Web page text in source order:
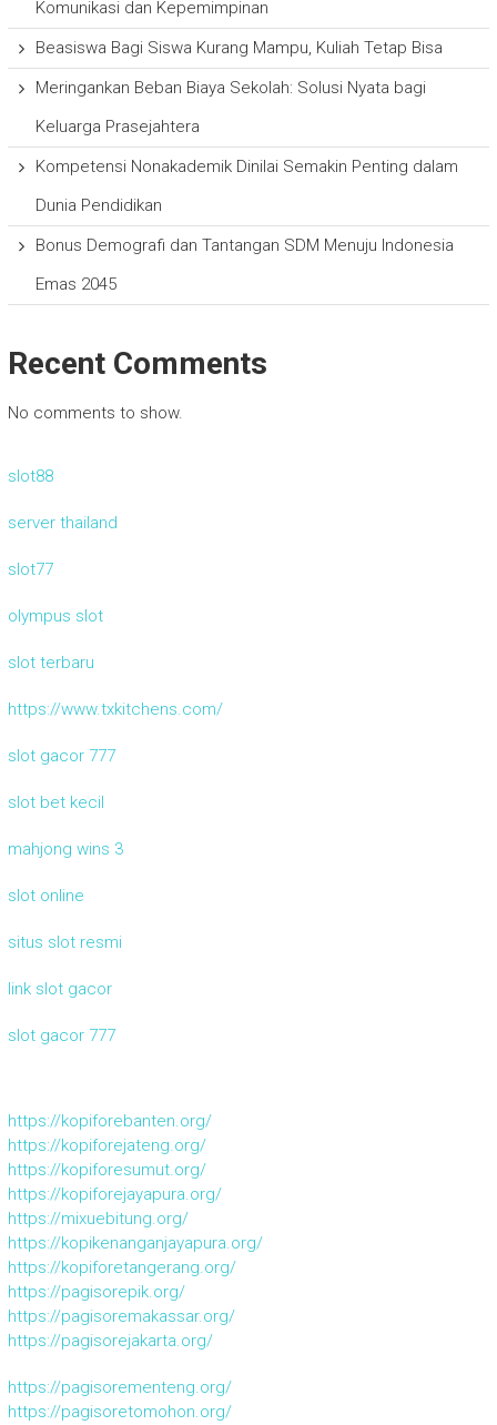
Komunikasi dan Kepemimpinan
Beasiswa Bagi Siswa Kurang Mampu, Kuliah Tetap Bisa
Meringankan Beban Biaya Sekolah: Solusi Nyata bagi
Keluarga Prasejahtera
Kompetensi Nonakademik Dinilai Semakin Penting dalam
Dunia Pendidikan
Bonus Demografi dan Tantangan SDM Menuju Indonesia
Emas 2045
Recent Comments
No comments to show.
slot88
server thailand
slot77
olympus slot
slot terbaru
https://www.txkitchens.com/
slot gacor 777
slot bet kecil
mahjong wins 3
slot online
situs slot resmi
link slot gacor
slot gacor 777
https://kopiforebanten.org/
https://kopiforejateng.org/
https://kopiforesumut.org/
https://kopiforejayapura.org/
https://mixuebitung.org/
https://kopikenanganjayapura.org/
https://kopiforetangerang.org/
https://pagisorepik.org/
https://pagisoremakassar.org/
https://pagisorejakarta.org/
https://pagisorementeng.org/
https://pagisoretomohon.org/